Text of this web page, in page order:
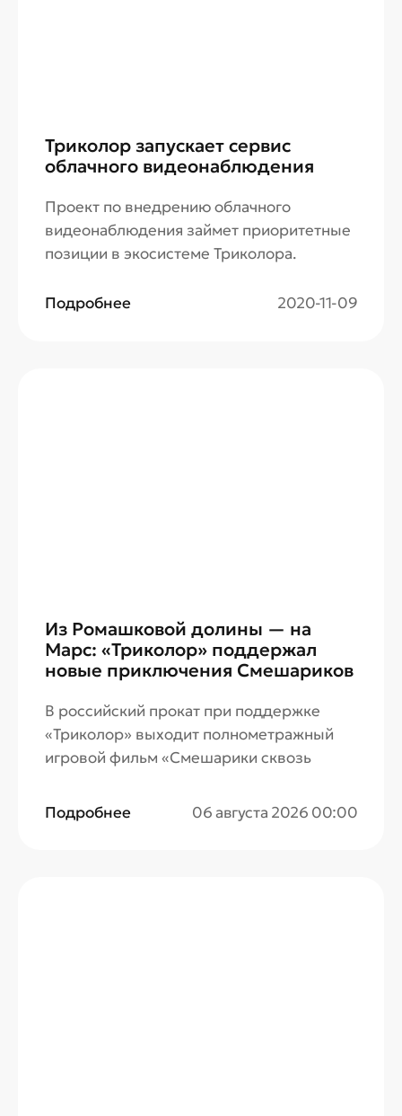
Триколор запускает сервис
облачного видеонаблюдения
Проект по внедрению облачного
видеонаблюдения займет приоритетные
позиции в экосистеме Триколора.
Подробнее 2020-11-09
Из Ромашковой долины — на
Марс: «Триколор» поддержал
новые приключения Смешариков
В российский прокат при поддержке
«Триколор» выходит полнометражный
игровой фильм «Смешарики сквозь
Подробнее
06 августа 2026 00:00